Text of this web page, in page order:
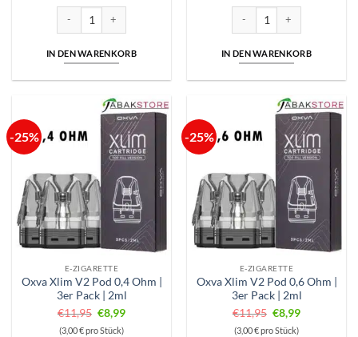
€12,95€8,99.
IN DEN WARENKORB
€12,95€8,99.
IN DEN WARENKORB
-25%
E-ZIGARETTE
Oxva Xlim V2 Pod 0,4 Ohm |
3er Pack | 2ml
€11,95 Ursprünglicher
Preis
€8,99Aktueller
(3,00 € pro Stück)
-25%
E-ZIGARETTE
Oxva Xlim V2 Pod 0,6 Ohm |
3er Pack | 2ml
€11,95 Ursprünglicher
Preis
€8,99Aktueller
(3,00 € pro Stück)